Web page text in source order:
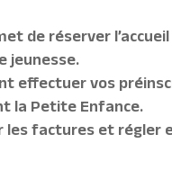
de réserver
jeunesse.
effectuer vos
la Petite Enfance.
les factures et régler